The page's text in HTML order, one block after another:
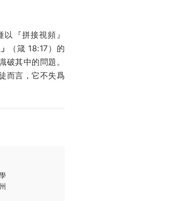
『拼接視頻』
」
（箴 18:17）的
其中的問題。
而言，它不失爲